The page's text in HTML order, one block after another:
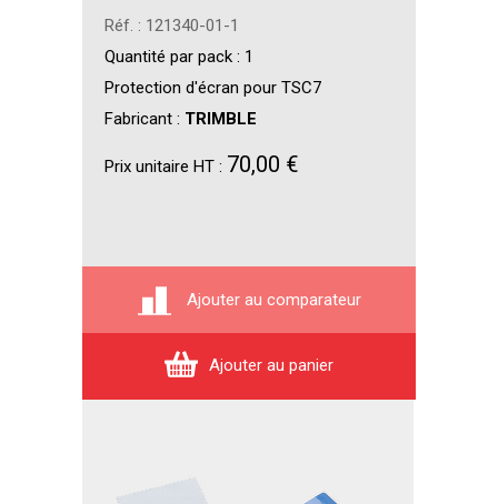
Réf. : 121340-01-1
Quantité par pack : 1
Protection d'écran pour TSC7
Fabricant : TRIMBLE
Prix unitaire HT : 70,00 €
Ajouter au comparateur
Ajouter au panier